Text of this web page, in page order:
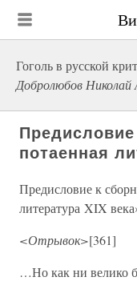
Гоголь в русской
Добролюбов Николай
Предисловие
потаенная
Предисловие к
литература XIX
<Отрывок>[361]
…Но как ни велико